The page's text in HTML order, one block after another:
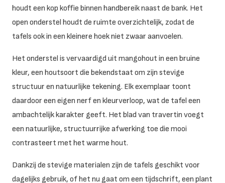
houdt een kop koffie binnen handbereik naast de bank. Het
open onderstel houdt de ruimte overzichtelijk, zodat de
tafels ook in een kleinere hoek niet zwaar aanvoelen.
Het onderstel is vervaardigd uit mangohout in een bruine
kleur, een houtsoort die bekendstaat om zijn stevige
structuur en natuurlijke tekening. Elk exemplaar toont
daardoor een eigen nerf en kleurverloop, wat de tafel een
ambachtelijk karakter geeft. Het blad van travertin voegt
een natuurlijke, structuurrijke afwerking toe die mooi
contrasteert met het warme hout.
Dankzij de stevige materialen zijn de tafels geschikt voor
dagelijks gebruik, of het nu gaat om een tijdschrift, een plant